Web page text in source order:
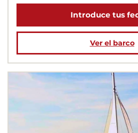
Introduce tus
Ver el barco